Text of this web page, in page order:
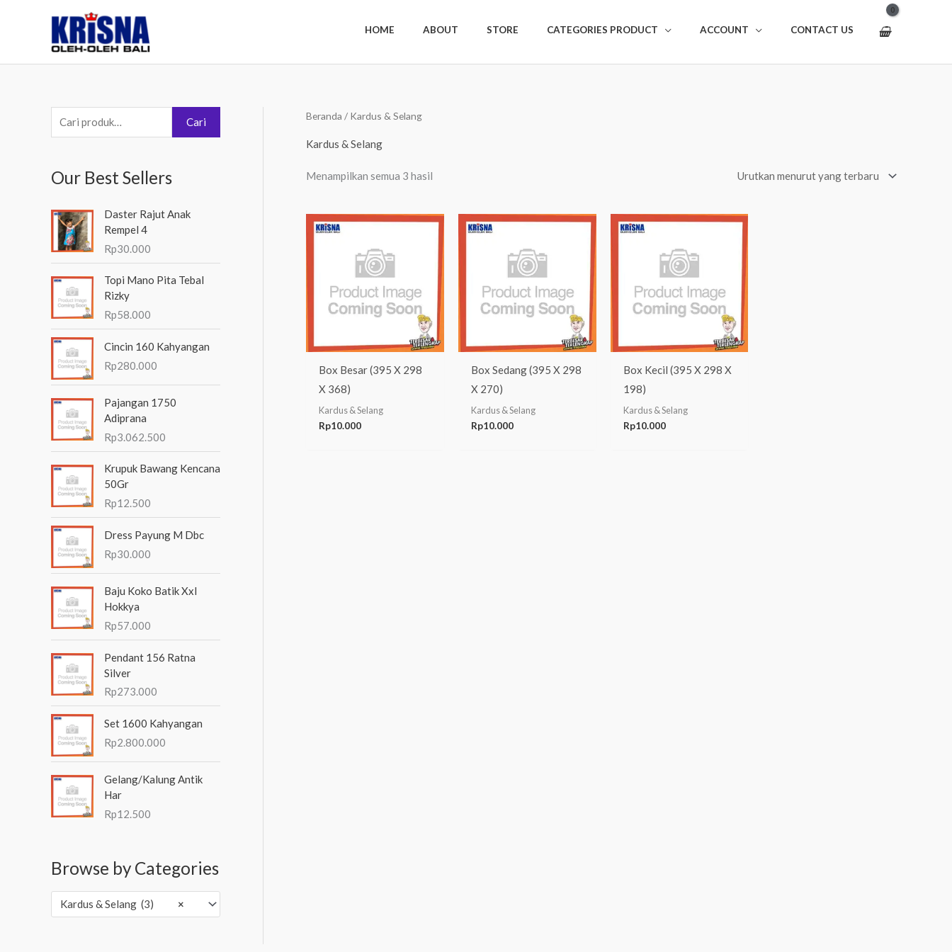
HOME ABOUT STORE CATEGORIES PRODUCT ACCOUNT CONTACT US
e
c
a
n
n
Cari
Our Best Sellers
Daster Rajut Anak
Rempel 4
Rp30.000
Topi Mano Pita Tebal
Rizky
Rp58.000
Cincin 160 Kahyangan
Rp280.000
Pajangan 1750
Adiprana
Rp3.062.500
Krupuk Bawang Kencana
50Gr
Rp12.500
Dress Payung M Dbc
Rp30.000
Baju Koko Batik Xxl
Hokkya
Rp57.000
Pendant 156 Ratna
Silver
Rp273.000
Set 1600 Kahyangan
Rp2.800.000
Gelang/Kalung Antik
Har
Rp12.500
Browse by Categories
×
Kardus & Selang (3)
Beranda / Kardus & Selang
Kardus & Selang
Menampilkan semua 3 hasil
Box Besar (395 X 298
X 368)
Kardus & Selang
Rp10.000
Box Sedang (395 X 298
X 270)
Kardus & Selang
Rp10.000
Box Kecil (395 X 298 X
198)
Kardus & Selang
Rp10.000